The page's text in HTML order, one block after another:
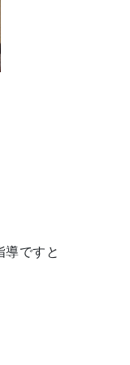
導ですと